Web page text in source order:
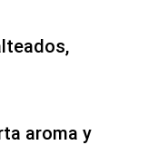
aroma y